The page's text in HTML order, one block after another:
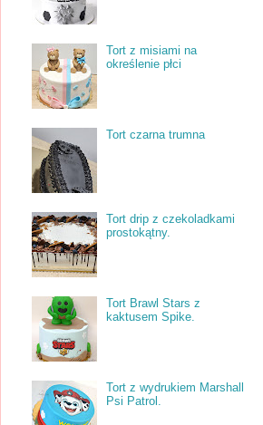
Tort z misiami na
określenie płci
Tort czarna trumna
Tort drip z czekoladkami
prostokątny.
Tort Brawl Stars z
kaktusem Spike.
Tort z wydrukiem Marshall
Psi Patrol.